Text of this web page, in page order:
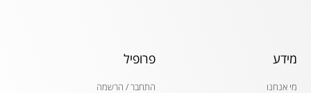
מידע
מי אנחנו
פרופיל
התחבר / הרשמה